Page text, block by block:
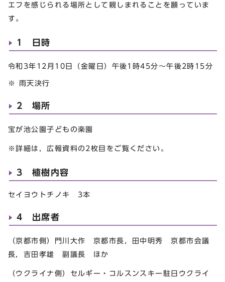
エフを感じられる場所として親しまれることを願っていま
す。
1 日時
令和3年12月10日（金曜日）午後1時45分～午後2時15分
※ 雨天決行
2 場所
宝が池公園子どもの楽園
※詳細は，広報資料の2枚目をご覧ください。
3 植樹内容
セイヨウトチノキ 3本
4 出席者
（京都市側）門川大作 京都市長，田中明秀 京都市会議
長，吉田孝雄 副議長 ほか
（ウクライナ側）セルギー・コルスンスキー駐日ウクライ